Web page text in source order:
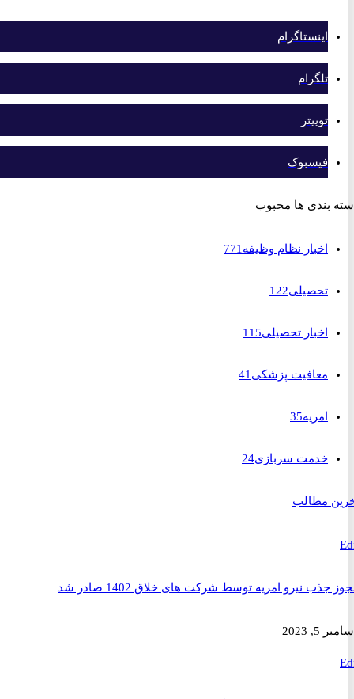
اینستاگرام
تلگرام
توییتر
فیسبوک
ها محبوب
اخبار نظام وظیفه771
تحصیلی122
اخبار تحصیلی115
معافیت پزشکی41
امریه 35
خدمت سربازی 24
مطالب
نیرو امریه توسط شرکت های خلاق 1402 صادر شد